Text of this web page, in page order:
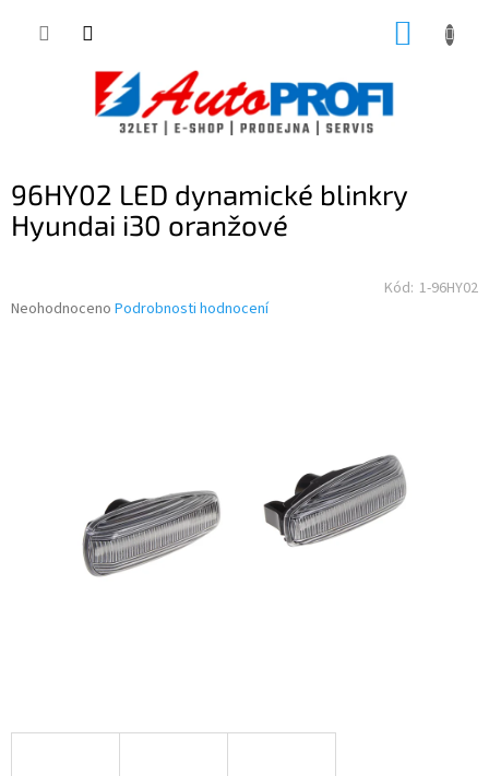
96HY02 LED dynamické blinkry
Hyundai i30 oranžové
Kód: 1-96HY02
Průměrné
Neohodnoceno Podrobnosti hodnocení